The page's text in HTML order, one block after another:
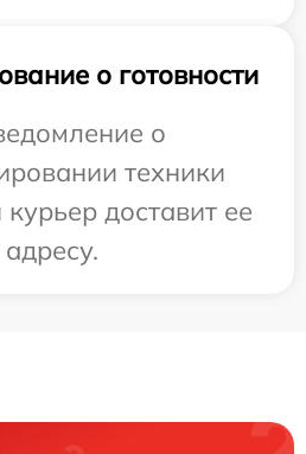
о готовности
о
техники
доставит ее